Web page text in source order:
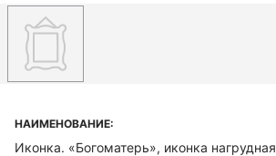
НАИМЕНОВАНИЕ:
Иконка. «Богоматерь», иконка нагрудная